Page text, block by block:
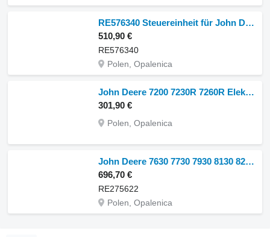
RE576340 Steuereinheit für John Deere seria 6000 7000 8000 R Radtraktor
510,90 €
RE576340
Polen, Opalenica
John Deere 7200 7230R 7260R Elektronisches Modul-Steuergerät PF81438 PFA10255 Steuereinheit für John Deere 7200 7230R 7260R Radtraktor
301,90 €
Polen, Opalenica
John Deere 7630 7730 7930 8130 8230 9530 Modul-Controller-Computer RE275622 Steuereinheit für John Deere 7630 7730 7930 8130 8230 9530 Radtraktor
696,70 €
RE275622
Polen, Opalenica